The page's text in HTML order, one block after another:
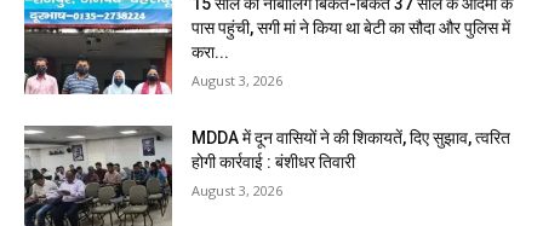
पास पहुंची, सगी मां ने किया था बेटी का सौदा और पुलिस में
करा...
August 3, 2026
MDDA में दून वासियों ने की शिकायतें, दिए सुझाव, त्वरित
होगी कार्रवाई : बंशीधर तिवारी
August 3, 2026